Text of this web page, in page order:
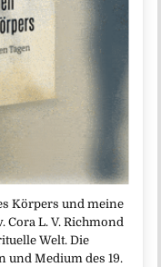
Körpers und meine
Cora L. V. Richmond
Welt. Die
und Medium des 19.